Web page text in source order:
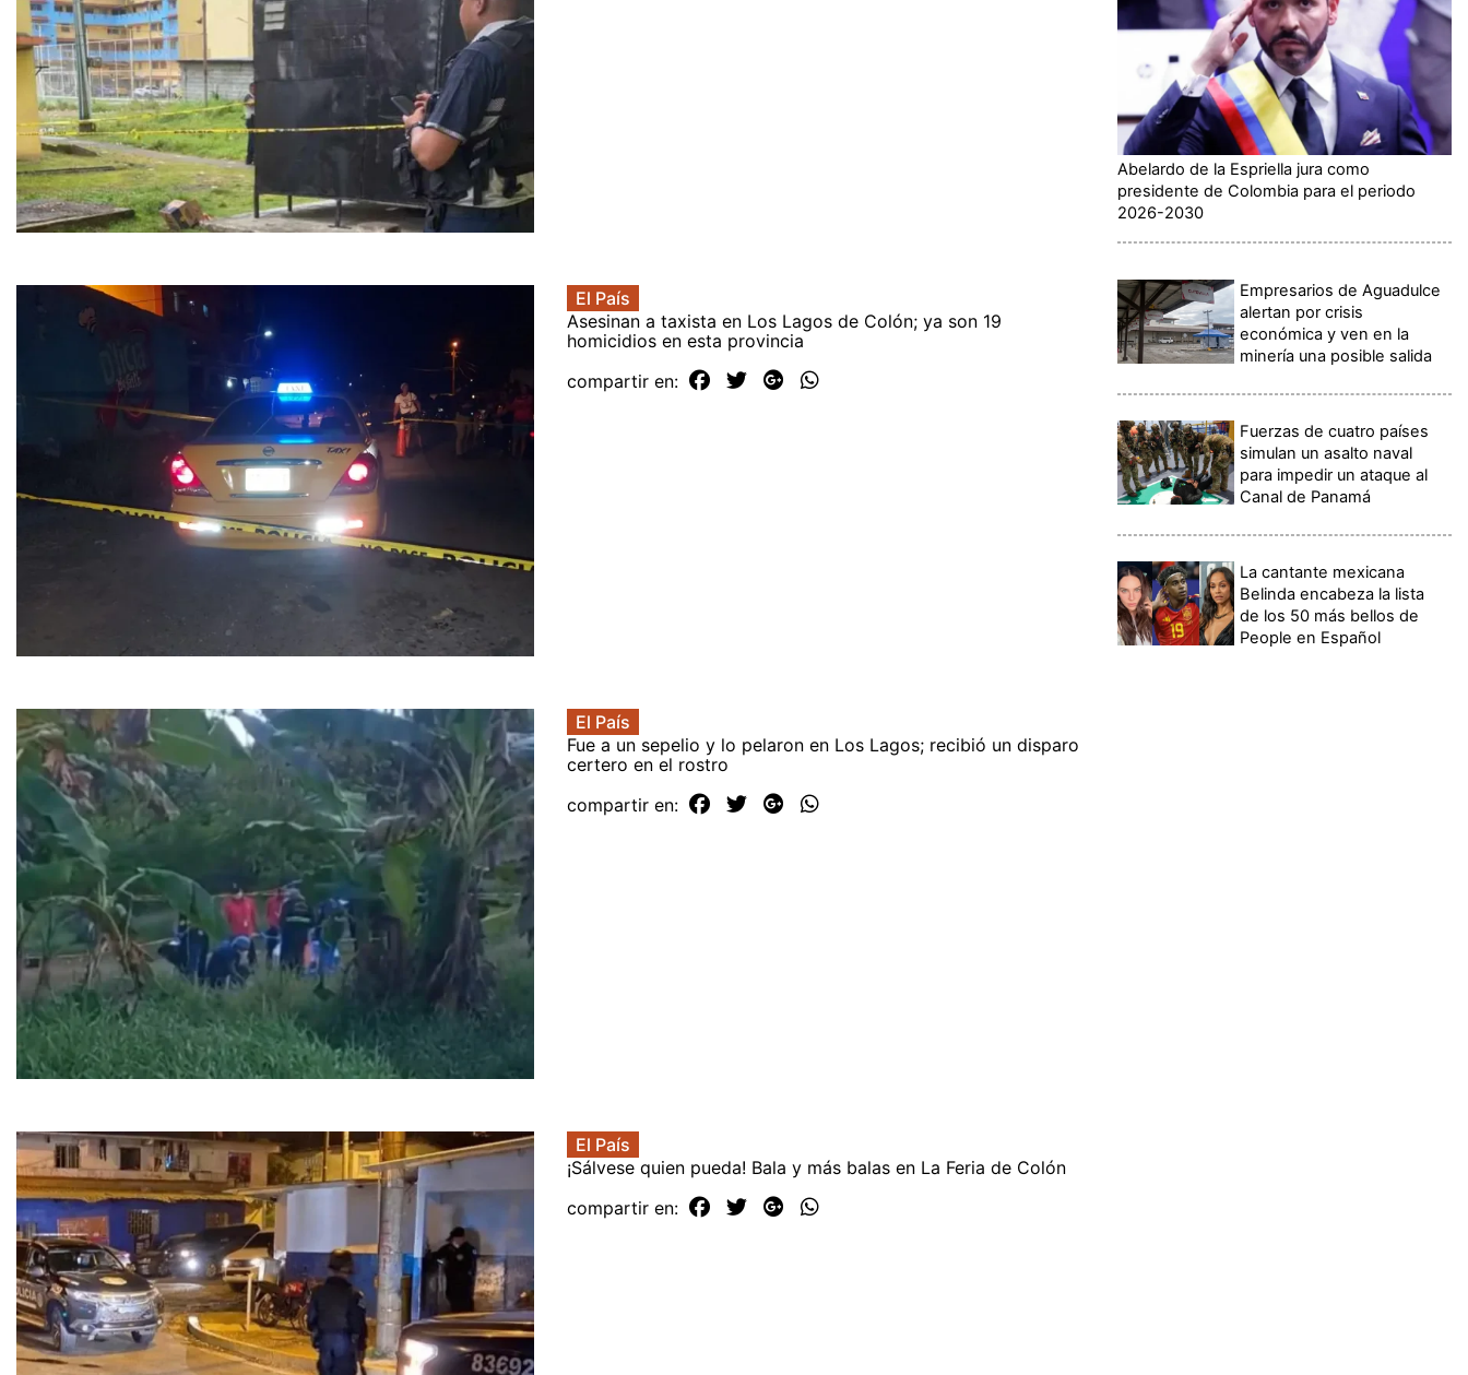
El País
Asesinan a taxista en Los Lagos de Colón; ya son 19
homicidios en esta provincia
compartir en:
El País
Fue a un sepelio y lo pelaron en Los Lagos; recibió un disparo
certero en el rostro
compartir en:
El País
¡Sálvese quien pueda! Bala y más balas en La Feria de Colón
compartir en:
Abelardo de la Espriella jura como
presidente de Colombia para el periodo
2026-2030
Empresarios de Aguadulce
alertan por crisis
económica y ven en la
minería una posible salida
Fuerzas de cuatro países
simulan un asalto naval
para impedir un ataque al
Canal de Panamá
La cantante mexicana
Belinda encabeza la lista
de los 50 más bellos de
People en Español